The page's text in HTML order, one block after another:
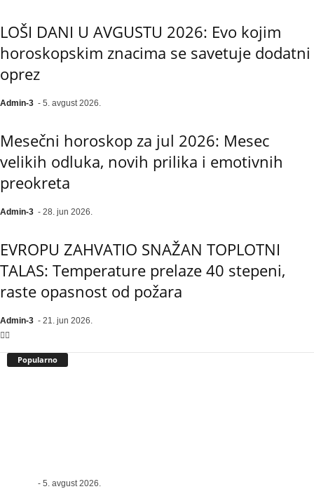
LOŠI DANI U AVGUSTU 2026: Evo kojim
horoskopskim znacima se savetuje dodatni
oprez
Admin-3 - 5. avgust 2026.
Mesečni horoskop za jul 2026: Mesec
velikih odluka, novih prilika i emotivnih
preokreta
Admin-3 - 28. jun 2026.
EVROPU ZAHVATIO SNAŽAN TOPLOTNI
TALAS: Temperature prelaze 40 stepeni,
raste opasnost od požara
Admin-3 - 21. jun 2026.
Popularno
- 5. avgust 2026.